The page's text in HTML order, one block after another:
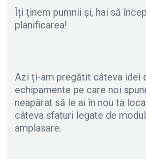
Îți ținem pumnii și, hai să
planificarea!
Azi ți-am pregătit câteva idei
echipamente pe care noi
neapărat să le ai în nou ta
câteva sfaturi legate de
amplasare.